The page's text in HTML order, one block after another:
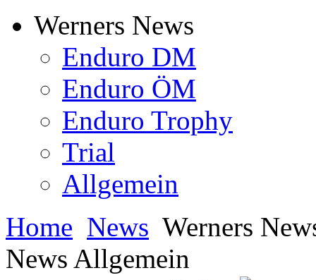
Werners News
Enduro DM
Enduro ÖM
Enduro Trophy
Trial
Allgemein
Home News Werners
News Allgemein